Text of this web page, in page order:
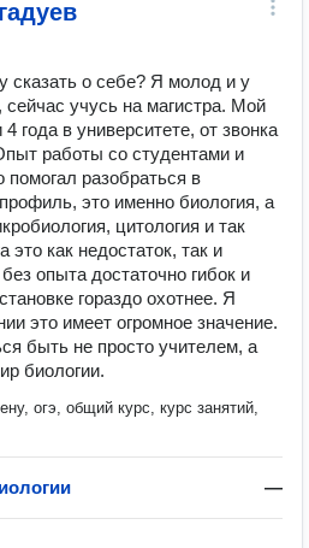
сказать о себе? Я молод и у
учусь на магистра. Мой
года в университете, от звонка
работы со студентами и
разобраться в
это именно биология, а
цитология и так
как недостаток, так и
опыта достаточно гибок и
гораздо охотнее. Я
это имеет огромное значение.
быть не просто учителем, а
биологии.
огэ, общий курс, курс занятий,
—